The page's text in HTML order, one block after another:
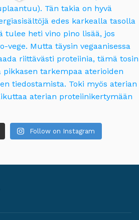
Follow on Instagram